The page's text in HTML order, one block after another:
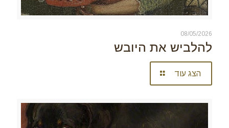
08/05/2026
להלביש את היובש
הצג עוד